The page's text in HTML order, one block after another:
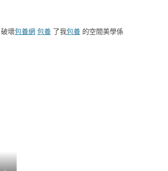
破壞包養網 包養 了我包養 的空間美學係